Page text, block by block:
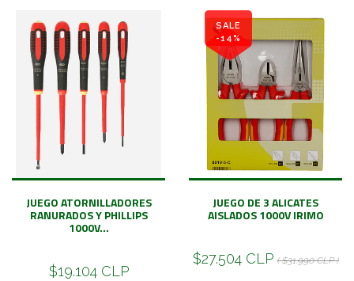
JUEGO ATORNILLADORES
RANURADOS Y PHILLIPS
1000V...
$19.104 CLP
SALE
-14%
JUEGO DE 3 ALICATES
AISLADOS 1000V IRIMO
$27.504 CLP ( $31.990 CLP )